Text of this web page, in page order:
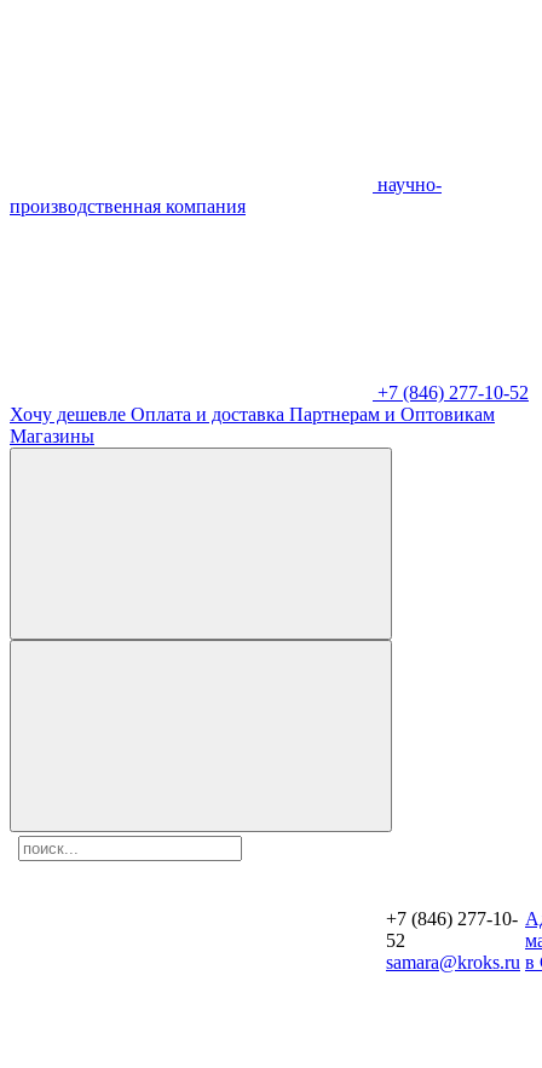
научно-
производственная компания
+7 (846) 277-10-52
Хочу дешевле Оплата и доставка Партнерам и Оптовикам
Магазины
+7 (846) 277-10-
52
samara@kroks.ru в